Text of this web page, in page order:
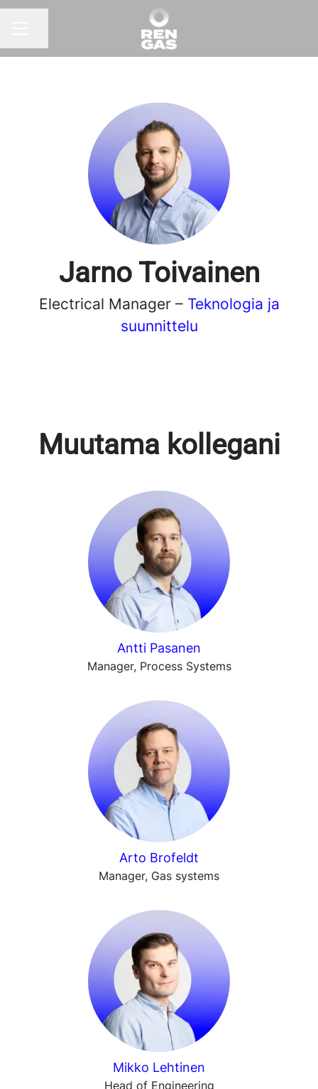
Jarno Toivainen
Electrical Manager – Teknologia ja
suunnittelu
Muutama kollegani
Antti Pasanen
Manager, Process Systems
Arto Brofeldt
Manager, Gas systems
Mikko Lehtinen
Head of Engineering